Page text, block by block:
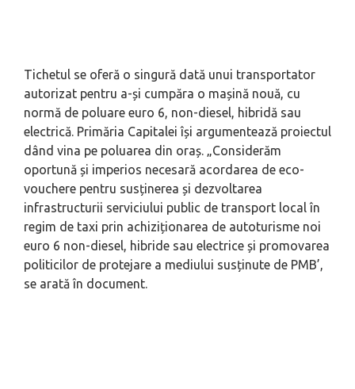
Tichetul se oferă o singură dată unui transportator
autorizat pentru a-și cumpăra o mașină nouă, cu
normă de poluare euro 6, non-diesel, hibridă sau
electrică. Primăria Capitalei își argumentează proiectul
dând vina pe poluarea din oraș. „Considerăm
oportună și imperios necesară acordarea de eco-
vouchere pentru susținerea și dezvoltarea
infrastructurii serviciului public de transport local în
regim de taxi prin achiziționarea de autoturisme noi
euro 6 non-diesel, hibride sau electrice și promovarea
politicilor de protejare a mediului susținute de PMB’,
se arată în document.